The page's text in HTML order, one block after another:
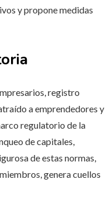
y propone medidas
registro
a emprendedores y
regulatorio de la
de capitales,
de estas normas,
genera cuellos